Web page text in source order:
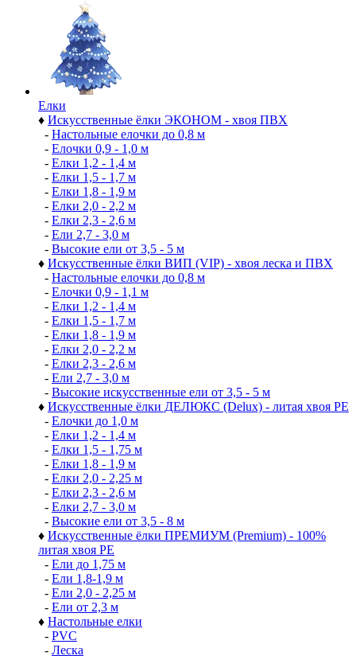
Елки
♦ Искусственные ёлки ЭКОНОМ - хвоя ПВХ
- Настольные елочки до 0,8 м
- Елочки 0,9 - 1,0 м
- Елки 1,2 - 1,4 м
- Елки 1,5 - 1,7 м
- Елки 1,8 - 1,9 м
- Елки 2,0 - 2,2 м
- Елки 2,3 - 2,6 м
- Ели 2,7 - 3,0 м
- Высокие ели от 3,5 - 5 м
♦ Искусственные ёлки ВИП (VIP) - хвоя леска и ПВХ
- Настольные елочки до 0,8 м
- Елочки 0,9 - 1,1 м
- Елки 1,2 - 1,4 м
- Елки 1,5 - 1,7 м
- Елки 1,8 - 1,9 м
- Елки 2,0 - 2,2 м
- Елки 2,3 - 2,6 м
- Ели 2,7 - 3,0 м
- Высокие искусственные ели от 3,5 - 5 м
♦ Искусственные ёлки ДЕЛЮКС (Delux) - литая хвоя РЕ
- Елочки до 1,0 м
- Елки 1,2 - 1,4 м
- Елки 1,5 - 1,75 м
- Елки 1,8 - 1,9 м
- Елки 2,0 - 2,25 м
- Елки 2,3 - 2,6 м
- Елки 2,7 - 3,0 м
- Высокие ели от 3,5 - 8 м
♦ Искусственные ёлки ПРЕМИУМ (Premium) - 100%
литая хвоя РЕ
- Ели до 1,75 м
- Ели 1,8-1,9 м
- Ели 2,0 - 2,25 м
- Ели от 2,3 м
♦ Настольные елки
- PVC
- Леска